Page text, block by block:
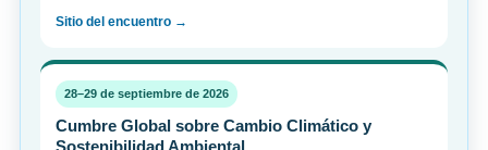
Sitio del encuentro →
28–29 de septiembre de 2026
Cumbre Global sobre Cambio Climático y